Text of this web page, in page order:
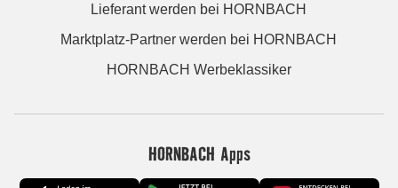
Lieferant werden bei HORNBACH
Marktplatz-Partner werden bei HORNBACH
HORNBACH Werbeklassiker
HORNBACH Apps